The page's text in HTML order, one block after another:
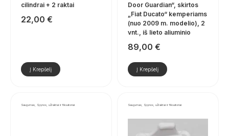
cilindrai + 2 raktai
22,00 €
Į Krepšelį
Door Guardian“, skirtos
„Fiat Ducato“ kemperiams
(nuo 2009 m. modelio), 2
vnt., iš lieto aliuminio
89,00 €
Į Krepšelį
Saugumas, Spynos, užraktai ir fiksatoriai Saugumas, Spynos, užraktai ir fiksatoriai